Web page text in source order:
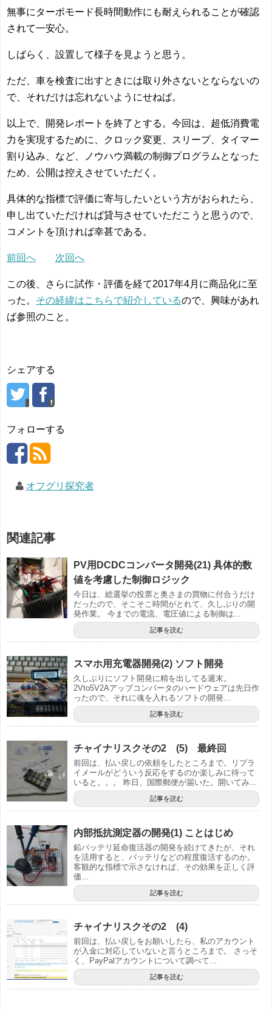
無事にターボモード長時間動作にも耐えられることが確認
されて一安心。
しばらく、設置して様子を見ようと思う。
ただ、車を検査に出すときには取り外さないとならないの
で、それだけは忘れないようにせねば。
以上で、開発レポートを終了とする。今回は、超低消費電
力を実現するために、クロック変更、スリープ、タイマー
割り込み、など、ノウハウ満載の制御プログラムとなった
ため、公開は控えさせていただく。
具体的な指標で評価に寄与したいという方がおられたら、
申し出ていただければ貸与させていただこうと思うので、
コメントを頂ければ幸甚である。
前回へ 次回へ
この後、さらに試作・評価を経て2017年4月に商品化に至
った。 その経緯はこちらで紹介しているので、興味があれ
ば参照のこと。
シェアする
フォローする
オフグリ探究者
関連記事
PV用DCDCコンバータ開発(21) 具体的数
値を考慮した制御ロジック
今日は、総選挙の投票と奥さまの買物に付合うだけ
だったので、そこそこ時間がとれて、久しぶりの開
発作業。 今までの電流、電圧値による制御は...
記事を読む
スマホ用充電器開発(2) ソフト開発
久しぶりにソフト開発に精を出してる週末。
2Vto5V2Aアップコンバータのハードウェアは先日作
ったので、それに魂を入れるソフトの開発...
記事を読む
チャイナリスクその2 (5) 最終回
前回は、払い戻しの依頼をしたところまで。リプラ
イメールがどういう反応をするのか楽しみに待って
いると。。。 昨日、国際郵便が届いた。開いてみ...
記事を読む
内部抵抗測定器の開発(1) ことはじめ
鉛バッテリ延命復活器の開発を続けてきたが、それ
を活用すると、バッテリなどの程度復活するのか。
客観的な指標で示さなければ、その効果を正しく評
価...
記事を読む
チャイナリスクその2 (4)
前回は、払い戻しをお願いしたら、私のアカウント
が入金に対応していないと言うところまで。 さっそ
く、PayPalアカウントについて調べて...
記事を読む